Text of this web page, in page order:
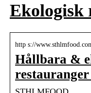
Ekologisk
http s://
Hållbara &